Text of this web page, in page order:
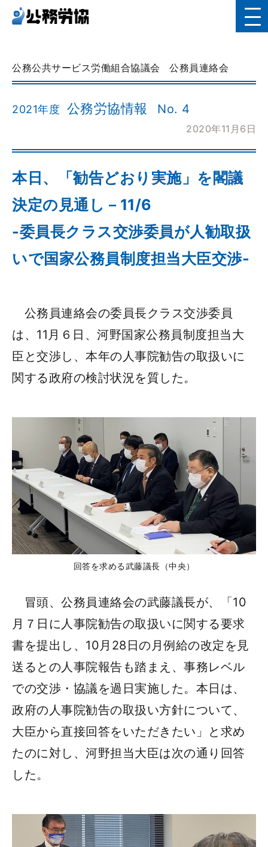
公務公共サービス労働組合協議会 公務員連絡会
2021年度 公務労協情報 No. 4
2020年11月6日
本日、「勧告どおり実施」を閣議
決定の見通し－11/6
-委員長クラス交渉委員が人勧取扱
いで国家公務員制度担当大臣交渉-
公務員連絡会の委員長クラス交渉委員
は、11月６日、河野国家公務員制度担当大
臣と交渉し、本年の人事院勧告の取扱いに
関する政府の検討状況を質した。
回答を求める武藤議長（中央）
冒頭、公務員連絡会の武藤議長が、「10
月７日に人事院勧告の取扱いに関する要求
書を提出し、10月28日の月例給の改定を見
送るとの人事院報告も踏まえ、事務レベル
での交渉・協議を過日実施した。本日は、
政府の人事院勧告の取扱い方針について、
大臣から直接回答をいただきたい」と求め
たのに対し、河野担当大臣は次の通り回答
した。